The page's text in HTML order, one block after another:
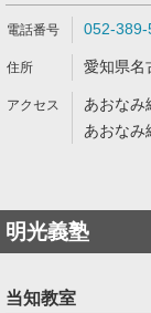
052-389-
愛知県名
あおなみ
あおなみ
明光義塾
当知教室